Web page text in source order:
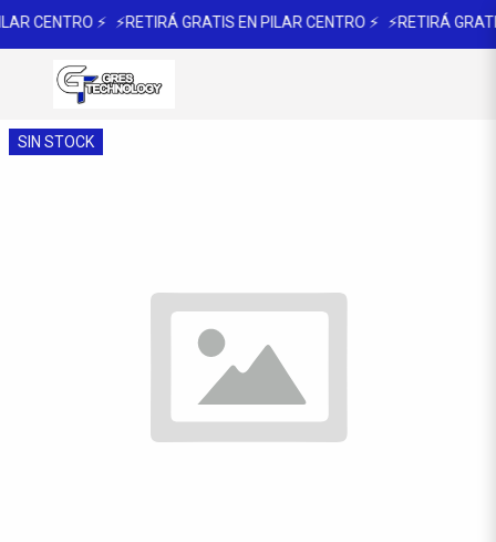
CENTRO ⚡ ⚡RETIRÁ GRATIS EN PILAR CENTRO ⚡ ⚡RETIRÁ
SIN STOCK